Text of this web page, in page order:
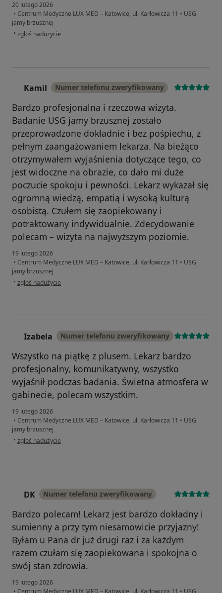
20 lutego 2026
• Centrum Medyczne LUX MED – Katowice, ul. Karłowicza 11 • USG
jamy brzusznej
• w opinii użytkownika Anna
zgłoś nadużycie
Kamil Numer telefonu zweryfikowany
Bardzo profesjonalna i rzeczowa wizyta.
Badanie USG jamy brzusznej zostało
przeprowadzone dokładnie i bez pośpiechu, z
pełnym zaangażowaniem lekarza. Na bieżąco
otrzymywałem wyjaśnienia dotyczące tego, co
jest widoczne na obrazie, co dało mi duże
poczucie spokoju i pewności. Lekarz wykazał się
ogromną wiedzą, empatią i wysoką kulturą
osobistą. Czułem się zaopiekowany i
potraktowany indywidualnie. Zdecydowanie
polecam – wizyta na najwyższym poziomie.
19 lutego 2026
• Centrum Medyczne LUX MED – Katowice, ul. Karłowicza 11 • USG
jamy brzusznej
• w opinii użytkownika Kamil
zgłoś nadużycie
Izabela Numer telefonu zweryfikowany
Wszystko na piątkę z plusem. Lekarz bardzo
profesjonalny, komunikatywny, wszystko
wyjaśnił podczas badania. Świetna atmosfera w
gabinecie, polecam wszystkim.
19 lutego 2026
• Centrum Medyczne LUX MED – Katowice, ul. Karłowicza 11 • USG
jamy brzusznej
• w opinii użytkownika Izabela
zgłoś nadużycie
DK Numer telefonu zweryfikowany
Bardzo polecam! Lekarz jest bardzo dokładny i
sumienny a przy tym niesamowicie przyjazny!
Byłam u Pana dr już drugi raz i za każdym
razem czułam się zaopiekowana i spokojna o
swój stan zdrowia.
19 lutego 2026